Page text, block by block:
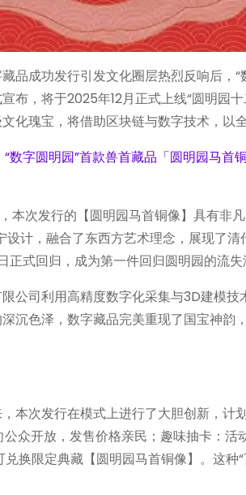
品成功发行引发文化圈层热烈反响后，
布，将于2025年12月正式上线“圆明园
化瑰宝，将借助区块链与数字技术，以
本次发行的【圆明园马首铜像】具有非
计，融合了东西方艺术理念，展现了
式回归，成为第一件回归圆明园的流失
公司利用高精度数字化采集与3D建模技
沉色泽，数字藏品完美重现了国宝神韵
本次发行在模式上进行了大胆创新，计
众开放，发售价格亲民；趣味抽卡：
换限定典藏【圆明园马首铜像】。这